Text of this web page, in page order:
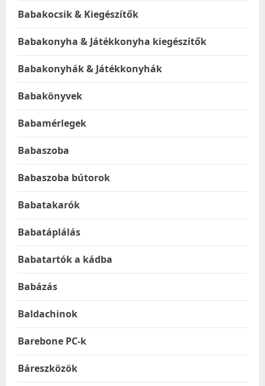
Babakocsik & Kiegészítők
Babakonyha & Játékkonyha kiegészítők
Babakonyhák & Játékkonyhák
Babakönyvek
Babamérlegek
Babaszoba
Babaszoba bútorok
Babatakarók
Babatáplálás
Babatartók a kádba
Babázás
Baldachinok
Barebone PC-k
Báreszközök